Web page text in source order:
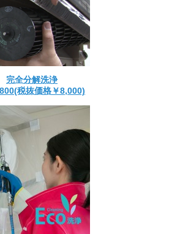
完全分解洗浄
税抜価格￥8,000)